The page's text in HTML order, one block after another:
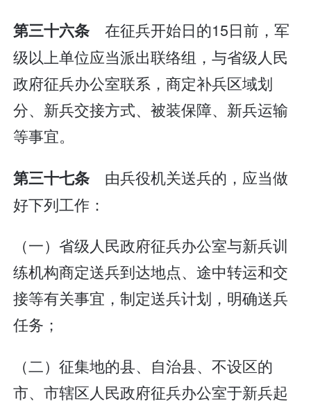
第三十六条 在征兵开始日的15日前，军
级以上单位应当派出联络组，与省级人民
政府征兵办公室联系，商定补兵区域划
分、新兵交接方式、被装保障、新兵运输
等事宜。
第三十七条 由兵役机关送兵的，应当做
好下列工作：
（一）省级人民政府征兵办公室与新兵训
练机构商定送兵到达地点、途中转运和交
接等有关事宜，制定送兵计划，明确送兵
任务；
（二）征集地的县、自治县、不设区的
市、市辖区人民政府征兵办公室于新兵起